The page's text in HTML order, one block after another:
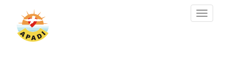
conteúdo
Toggle